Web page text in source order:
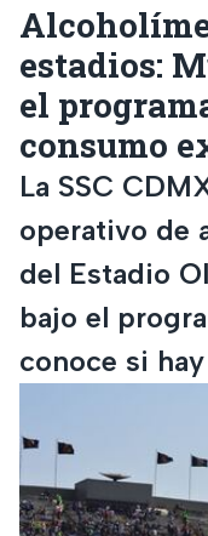
estadios:
el
consumo
La SSC
operativo de
del Estadio
bajo el
conoce si